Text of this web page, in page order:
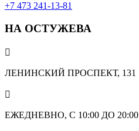
+7 473 241-13-81
НА ОСТУЖЕВА

ЛЕНИНСКИЙ ПРОСПЕКТ, 131

ЕЖЕДНЕВНО, С 10:00 ДО 20:00